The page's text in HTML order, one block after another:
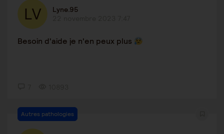
Lyne.95
Besoin d'aide je n'en peux plus
Autres pathologies